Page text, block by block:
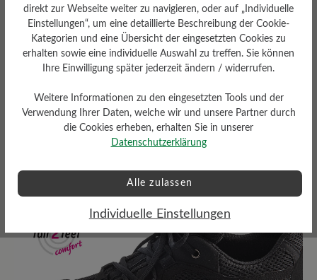
Sohlentyp
Endurance-Sohle aus PU-
Gummi
Bewertungen lesen
22 von 22 Bewertungen
Durchschnittliche Bewertung
4.27 von 5 Sternen
direkt zur Webseite weiter zu navigieren, oder auf „Individuelle
Einstellungen“, um eine detaillierte Beschreibung der Cookie-
Kategorien und eine Übersicht der eingesetzten Cookies zu
erhalten sowie eine individuelle Auswahl zu treffen. Sie können
Ihre Einwilligung später jederzeit ändern / widerrufen.
Weitere Informationen zu den eingesetzten Tools und der
Verwendung Ihrer Daten, welche wir und unsere Partner durch
die Cookies erheben, erhalten Sie in unserer
Datenschutzerklärung
Alle zulassen
Individuelle Einstellungen